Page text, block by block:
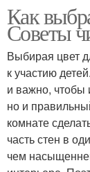
Как
Советы
Выбирая цвет
к участию
и важно, чтобы
но и
комнате
часть стен в
чем